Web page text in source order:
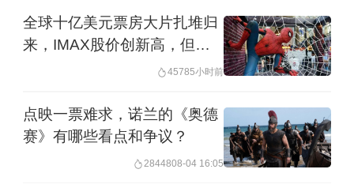
全球十亿美元票房大片扎堆归
来，IMAX股价创新高，但好
45785小时前
点映一票难求，诺兰的《奥德
赛》有哪些看点和争议？
2844808-04 16:05